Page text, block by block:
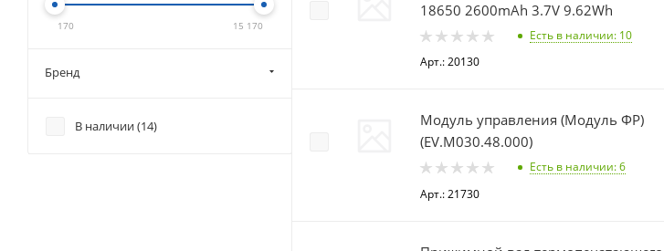
18650 2600mAh 3.7V 9.62Wh
Есть в наличии: 10
Арт.: 20130
Модуль управления (Модуль ФР)
(EV.M030.48.000)
Есть в наличии: 6
Арт.: 21730
170 15 170
Бренд
В наличии (14)